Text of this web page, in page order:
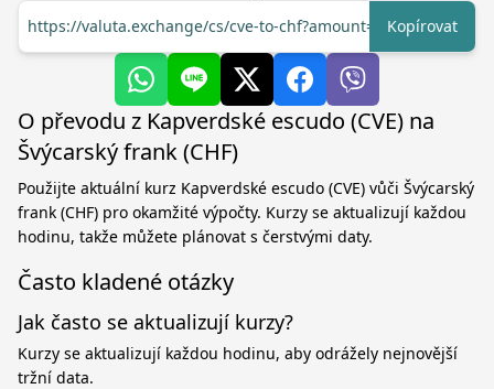
https://valuta.exchange/cs/cve-to-chf?amount=1
Kopírovat
O převodu z Kapverdské escudo (CVE) na
Švýcarský frank (CHF)
Použijte aktuální kurz Kapverdské escudo (CVE) vůči Švýcarský
frank (CHF) pro okamžité výpočty. Kurzy se aktualizují každou
hodinu, takže můžete plánovat s čerstvými daty.
Často kladené otázky
Jak často se aktualizují kurzy?
Kurzy se aktualizují každou hodinu, aby odrážely nejnovější
tržní data.